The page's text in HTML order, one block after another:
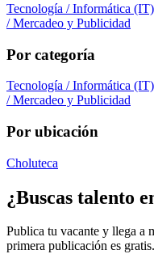
Tecnología / Informática (IT)
/ Mercadeo y Publicidad
Por categoría
Tecnología / Informática (IT)
/ Mercadeo y Publicidad
Por ubicación
Choluteca
¿Buscas talento
Publica tu vacante y llega a
primera publicación es gratis.